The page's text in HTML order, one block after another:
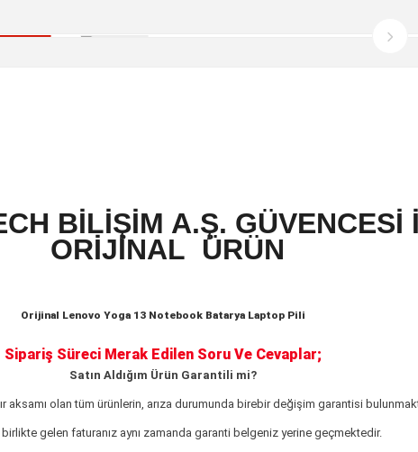
BİLİŞİM A.Ş. GÜVENCESİ
ORİJİNAL ÜRÜN
Orijinal Lenovo Yoga 13 Notebook Batarya Laptop Pili
Sipariş Süreci Merak Edilen Soru Ve Cevaplar;
Satın Aldığım Ürün Garantili mi?
aksamı olan tüm ürünlerin, arıza durumunda birebir değişim garantisi
gelen faturanız aynı zamanda garanti belgeniz yerine geçmektedir.